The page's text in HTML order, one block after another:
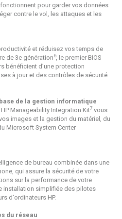
pour garder vos données
contre le vol, les attaques et les
et réduisez vos temps de
de 3e génération6, le premier BIOS
bénéficient d’une protection
à jour et des contrôles de sécurité
de la gestion informatique
Manageability Integration Kit7 vous
images et la gestion du matériel, du
Microsoft System Center
de bureau combinée dans une
qui assure la sécurité de votre
sur la performance de votre
installation simplifiée des pilotes
d'ordinateurs HP.
du réseau